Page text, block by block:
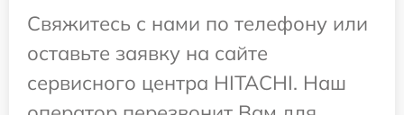
Свяжитесь с нами по телефону или
оставьте заявку на сайте
сервисного центра HITACHI. Наш